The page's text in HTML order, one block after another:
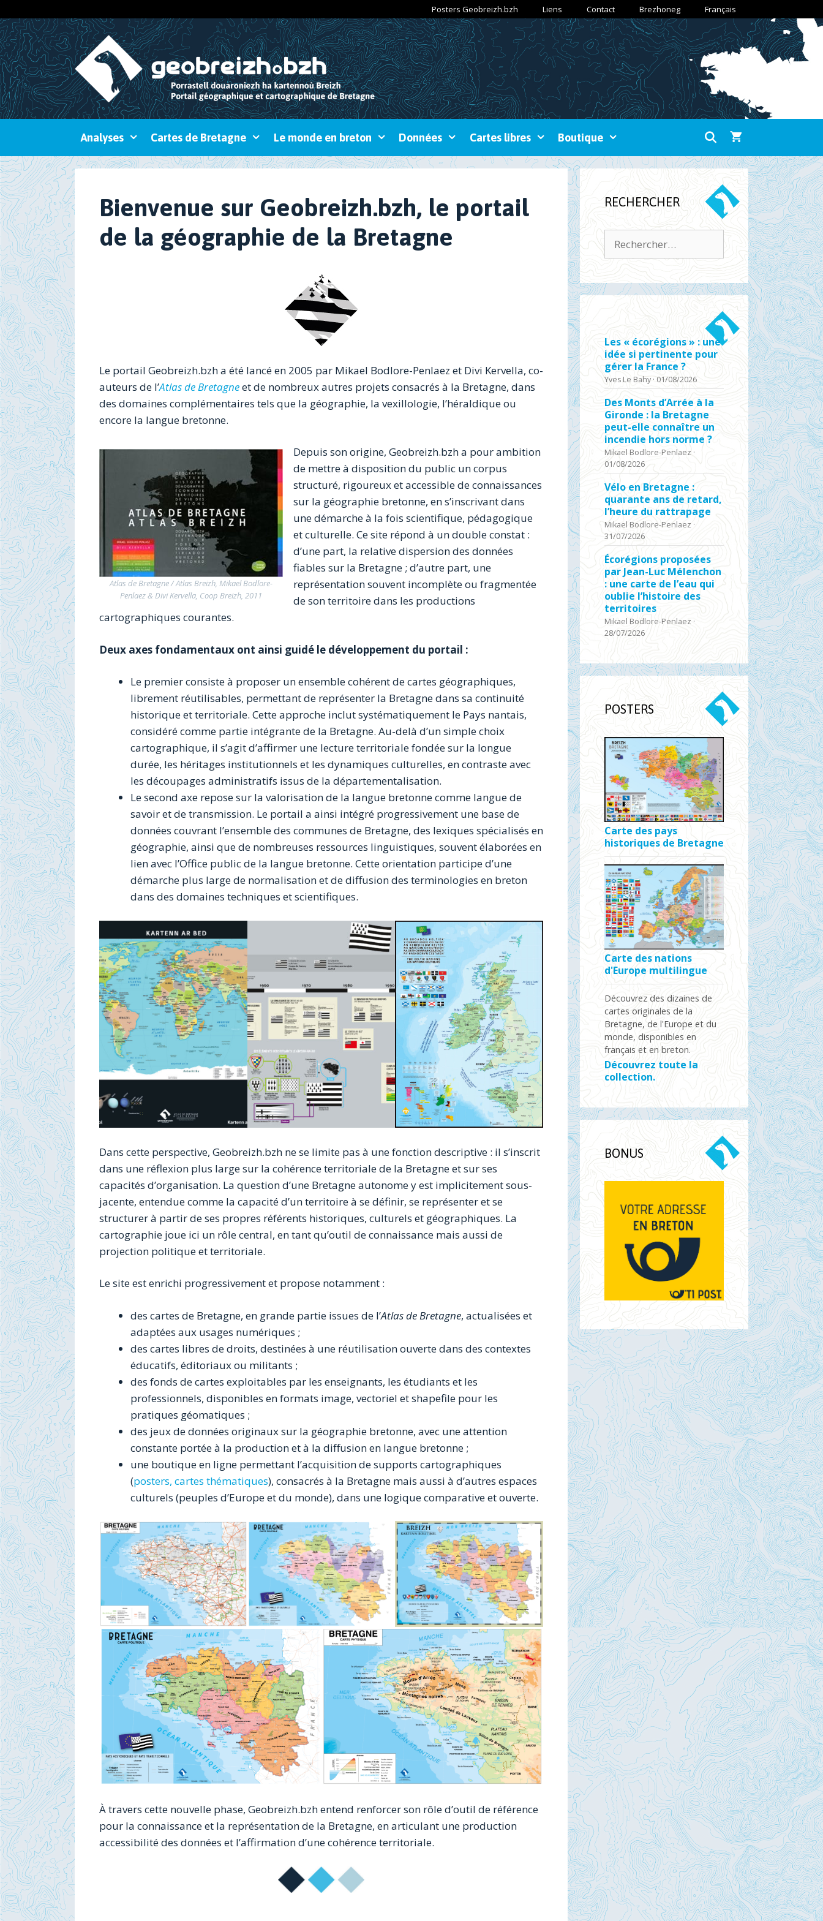
au
contenu
Posters Geobreizh.bzh Liens Contact Brezhoneg Français
Analyses Cartes de Bretagne Le monde en breton Données Cartes libres Boutique
Bienvenue sur Geobreizh.bzh, le portail
de la géographie de la Bretagne
Le portail Geobreizh.bzh a été lancé en 2005 par Mikael Bodlore-Penlaez et Divi Kervella, co-
auteurs de l’Atlas de Bretagneet de nombreux autres projets consacrés à la Bretagne, dans
des domaines complémentaires tels que la géographie, la vexillologie, l’héraldique ou
encore la langue bretonne.
Atlas de Bretagne / Atlas Breizh, Mikael Bodlore-
Penlaez & Divi Kervella, Coop Breizh, 2011
Depuis son origine, Geobreizh.bzh a pour ambition
de mettre à disposition du public un corpus
structuré, rigoureux et accessible de connaissances
sur la géographie bretonne, en s’inscrivant dans
une démarche à la fois scientifique, pédagogique
et culturelle. Ce site répond à un double constat :
d’une part, la relative dispersion des données
fiables sur la Bretagne ; d’autre part, une
représentation souvent incomplète ou fragmentée
de son territoire dans les productions
cartographiques courantes.
Deux axes fondamentaux ont ainsi guidé le développement du portail :
Le premier consiste à proposer un ensemble cohérent de cartes géographiques,
librement réutilisables, permettant de représenter la Bretagne dans sa continuité
historique et territoriale. Cette approche inclut systématiquement le Pays nantais,
considéré comme partie intégrante de la Bretagne. Au-delà d’un simple choix
cartographique, il s’agit d’affirmer une lecture territoriale fondée sur la longue
durée, les héritages institutionnels et les dynamiques culturelles, en contraste avec
les découpages administratifs issus de la départementalisation.
Le second axe repose sur la valorisation de la langue bretonne comme langue de
savoir et de transmission. Le portail a ainsi intégré progressivement une base de
données couvrant l’ensemble des communes de Bretagne, des lexiques spécialisés en
géographie, ainsi que de nombreuses ressources linguistiques, souvent élaborées en
lien avec l’Office public de la langue bretonne. Cette orientation participe d’une
démarche plus large de normalisation et de diffusion des terminologies en breton
dans des domaines techniques et scientifiques.
Dans cette perspective, Geobreizh.bzh ne se limite pas à une fonction descriptive : il s’inscrit
dans une réflexion plus large sur la cohérence territoriale de la Bretagne et sur ses
capacités d’organisation. La question d’une Bretagne autonome y est implicitement sous-
jacente, entendue comme la capacité d’un territoire à se définir, se représenter et se
structurer à partir de ses propres référents historiques, culturels et géographiques. La
cartographie joue ici un rôle central, en tant qu’outil de connaissance mais aussi de
projection politique et territoriale.
Le site est enrichi progressivement et propose notamment :
des cartes de Bretagne, en grande partie issues de l’Atlas de Bretagne, actualisées et
adaptées aux usages numériques ;
des cartes libres de droits, destinées à une réutilisation ouverte dans des contextes
éducatifs, éditoriaux ou militants ;
des fonds de cartes exploitables par les enseignants, les étudiants et les
professionnels, disponibles en formats image, vectoriel et shapefile pour les
pratiques géomatiques ;
des jeux de données originaux sur la géographie bretonne, avec une attention
constante portée à la production et à la diffusion en langue bretonne ;
une boutique en ligne permettant l’acquisition de supports cartographiques
(posters, cartes thématiques), consacrés à la Bretagne mais aussi à d’autres espaces
culturels (peuples d’Europe et du monde), dans une logique comparative et ouverte.
À travers cette nouvelle phase, Geobreizh.bzh entend renforcer son rôle d’outil de référence
pour la connaissance et la représentation de la Bretagne, en articulant une production
accessibilité des données et l’affirmation d’une cohérence territoriale.
RECHERCHER
Rechercher :
Les « écorégions » : une
idée si pertinente pour
gérer la France ?
Yves Le Bahy · 01/08/2026
Des Monts d’Arrée à la
Gironde : la Bretagne
peut-elle connaître un
incendie hors norme ?
Mikael Bodlore-Penlaez ·
01/08/2026
Vélo en Bretagne :
quarante ans de retard,
l’heure du rattrapage
Mikael Bodlore-Penlaez ·
31/07/2026
Écorégions proposées
par Jean-Luc Mélenchon
: une carte de l’eau qui
oublie l’histoire des
territoires
Mikael Bodlore-Penlaez ·
28/07/2026
POSTERS
Carte des pays
historiques de Bretagne
Carte des nations
d'Europe multilingue
Découvrez des dizaines de
cartes originales de la
Bretagne, de l'Europe et du
monde, disponibles en
français et en breton.
Découvrez toute la
collection.
BONUS